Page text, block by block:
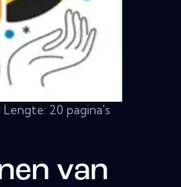
20 pagina's
van